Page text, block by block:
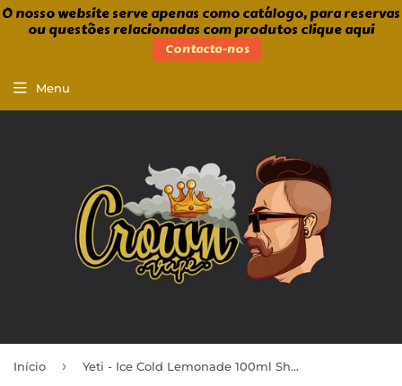
O nosso website serve apenas como catálogo, para reservas
ou questões relacionadas com produtos clique aqui
Contacta-nos
Menu
Início › Yeti - Ice Cold Lemonade 100ml Shortfill